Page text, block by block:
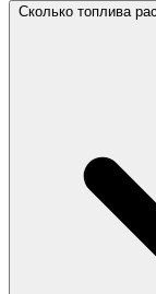
Сколько топлива